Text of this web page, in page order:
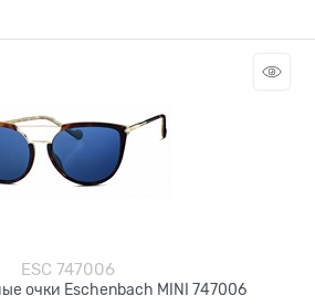
ESC 747006
очки Eschenbach MINI 747006